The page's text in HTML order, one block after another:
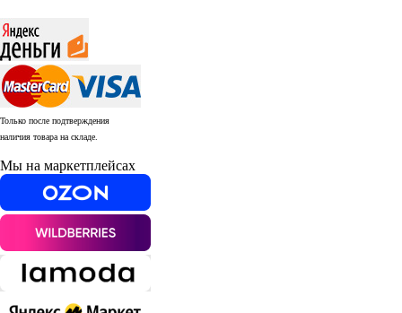
Только после подтверждения
наличия товара на складе.
Мы на маркетплейсах